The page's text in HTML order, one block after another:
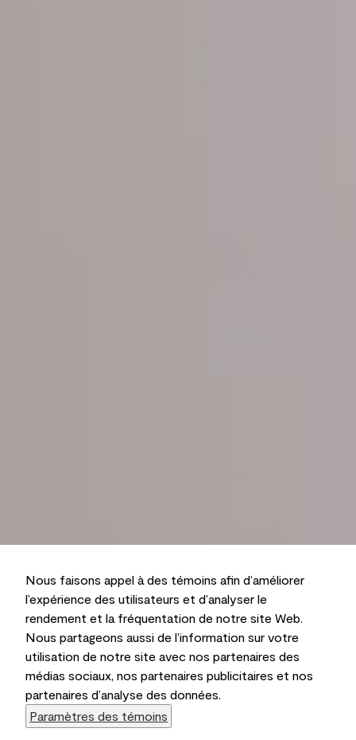
Nous faisons appel à des témoins afin d’améliorer
l’expérience des utilisateurs et d’analyser le
rendement et la fréquentation de notre site Web.
Nous partageons aussi de l’information sur votre
utilisation de notre site avec nos partenaires des
médias sociaux, nos partenaires publicitaires et nos
partenaires d’analyse des données.
Paramètres des témoins